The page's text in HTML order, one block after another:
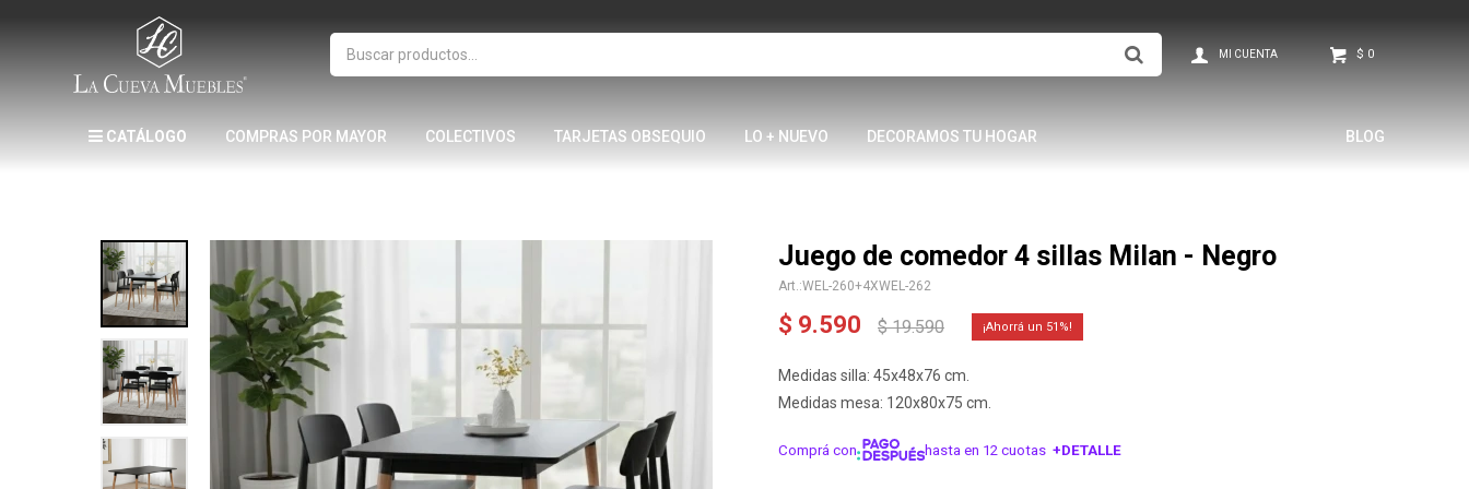
CATÁLOGO COMPRAS POR MAYOR COLECTIVOS TARJETAS OBSEQUIO LO + NUEVO DECORAMOS TU HOGAR BLOG
$ 0
Juego de comedor 4 sillas Milan - Negro
WEL-260+4XWEL-262
$ 9.590 $ 19.590 51
Medidas silla: 45x48x76 cm.
Medidas mesa: 120x80x75 cm.
Comprá con hasta en 12 cuotas +DETALLE